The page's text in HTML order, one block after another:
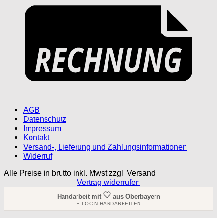
AGB
Datenschutz
Impressum
Kontakt
Versand-, Lieferung und Zahlungsinformationen
Widerruf
Alle Preise in brutto inkl. Mwst zzgl. Versand
Vertrag widerrufen
Handarbeit mit aus Oberbayern
E-LOCIN HANDARBEITEN